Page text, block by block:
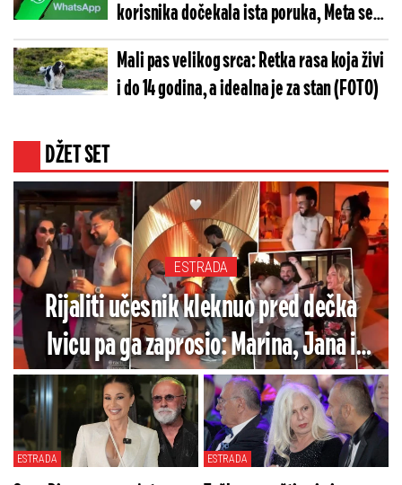
korisnika dočekala ista poruka, Meta se
hitno oglasila
Mali pas velikog srca: Retka rasa koja živi
i do 14 godina, a idealna je za stan (FOTO)
DŽET SET
ESTRADA
Rijaliti učesnik kleknuo pred dečka
Ivicu pa ga zaprosio: Marina, Jana i
Veštica napravile lom na gej veridbi
(VIDEO)
ESTRADA ESTRADA